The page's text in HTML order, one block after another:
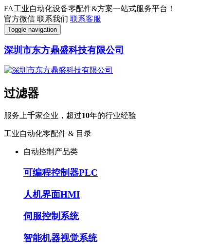
FA工业自动化设备零配件&方案一站式服务平台！
官方微信 联系我们 联系客服
Toggle navigation
深圳市东方鼎盛科技有限公司
过滤器
服务上千家企业，超过10年的行业经验
工业自动化零配件 & 目录
自动控制产品类
可编程控制器PLC
人机界面HMI
伺服控制系统
智能机器视觉系统